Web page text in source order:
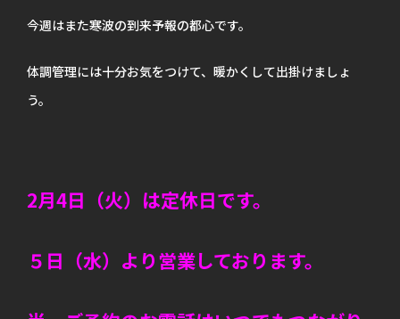
今週はまた寒波の到来予報の都心です。
体調管理には十分お気をつけて、暖かくして出掛けましょ
う。
2月4日（火）は定休日です。
５日（水）より営業しております。